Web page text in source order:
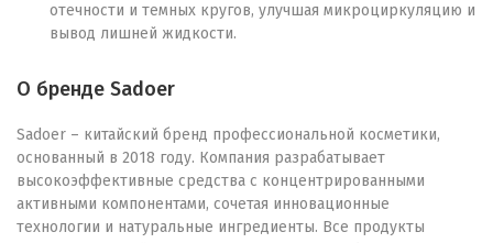
отечности и темных кругов, улучшая микроциркуляцию и
вывод лишней жидкости.
О бренде Sadoer
Sadoer – китайский бренд профессиональной косметики,
основанный в 2018 году. Компания разрабатывает
высокоэффективные средства с концентрированными
активными компонентами, сочетая инновационные
технологии и натуральные ингредиенты. Все продукты